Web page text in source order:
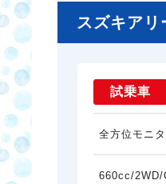
スズキアリ
試乗車
全方位モニ
660cc/2WD/